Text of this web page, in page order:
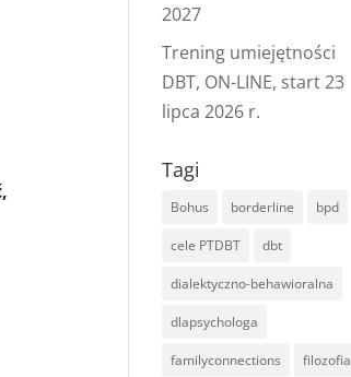
2027
Trening umiejętności
DBT, ON-LINE, start 23
lipca 2026 r.
Tagi
Bohus borderline bpd
cele PTDBT dbt
dialektyczno-behawioralna
dlapsychologa
familyconnections filozofia